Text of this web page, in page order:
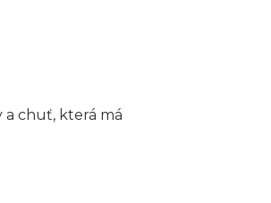
a chuť, která má